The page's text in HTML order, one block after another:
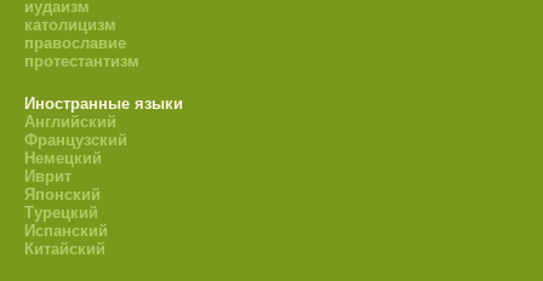
иудаизм
католицизм
православие
протестантизм
Иностранные языки
Английский
Французский
Немецкий
Иврит
Японский
Турецкий
Испанский
Китайский